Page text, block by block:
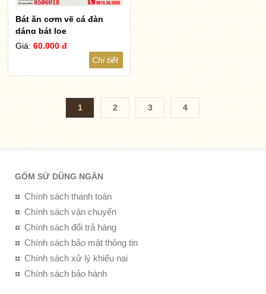
Bát ăn cơm vẽ cá đàn
dáng bát loe
Giá:60.000 đ
Chi tiết
1 2 3 4
GỐM SỨ DŨNG NGÂN
Chính sách thanh toán
Chính sách vận chuyển
Chính sách đổi trả hàng
Chính sách bảo mật thông tin
Chính sách xử lý khiếu nại
Chính sách bảo hành